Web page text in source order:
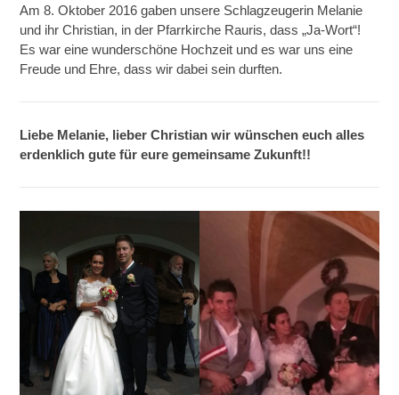
Am 8. Oktober 2016 gaben unsere Schlagzeugerin Melanie
und ihr Christian, in der Pfarrkirche Rauris, dass „Ja-Wort“!
Es war eine wunderschöne Hochzeit und es war uns eine
Freude und Ehre, dass wir dabei sein durften.
Liebe Melanie, lieber Christian wir wünschen euch alles
erdenklich gute für eure gemeinsame Zukunft!!